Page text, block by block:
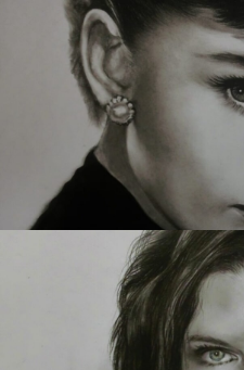
308 肖像画シリーズ 1
295 肖像画 13